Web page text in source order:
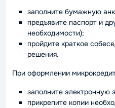
заполните бумажную
предъявите паспорт и
необходимости);
пройдите краткое
решения.
При оформлении
заполните электронную
прикрепите копии